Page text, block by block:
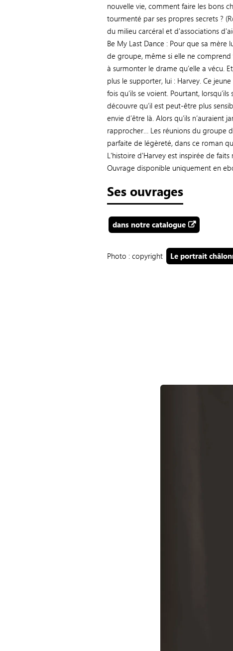
nouvelle vie, comment faire les bons
tourmenté par ses propres secrets ?
du milieu carcéral et d'associations
Be My Last Dance : Pour que sa mère
de groupe, même si elle ne
à surmonter le drame qu’elle a vécu.
plus le supporter, lui : Harvey. Ce
fois qu’ils se voient. Pourtant,
découvre qu’il est peut-être plus
envie d’être là. Alors qu’ils n’auraient
rapprocher… Les réunions du groupe
parfaite de légèreté, dans ce roman
L'histoire d'Harvey est inspirée de faits
Ouvrage disponible uniquement en
Ses ouvrages
dans notre catalogue
Photo : copyright Le portrait